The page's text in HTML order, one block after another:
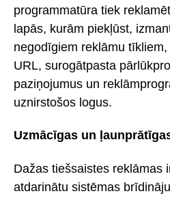
programmatūra tiek
lapās, kurām piekļūst,
negodīgiem reklāmu
URL, surogātpasta
paziņojumus un
uznirstošos logus.
Uzmācīgas un
Dažas tiešsaistes reklāmas
atdarinātu sistēmas